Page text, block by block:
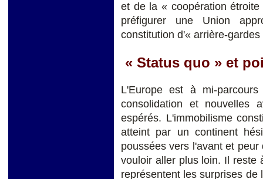
et de la « coopération
préfigurer une Union
constitution d'« arrière-
« Status quo » et
L'Europe est à mi-
consolidation et nouvelles
espérés. L'immobilisme
atteint par un continent
poussées vers l'avant et
vouloir aller plus loin. Il reste
représentent les surprises